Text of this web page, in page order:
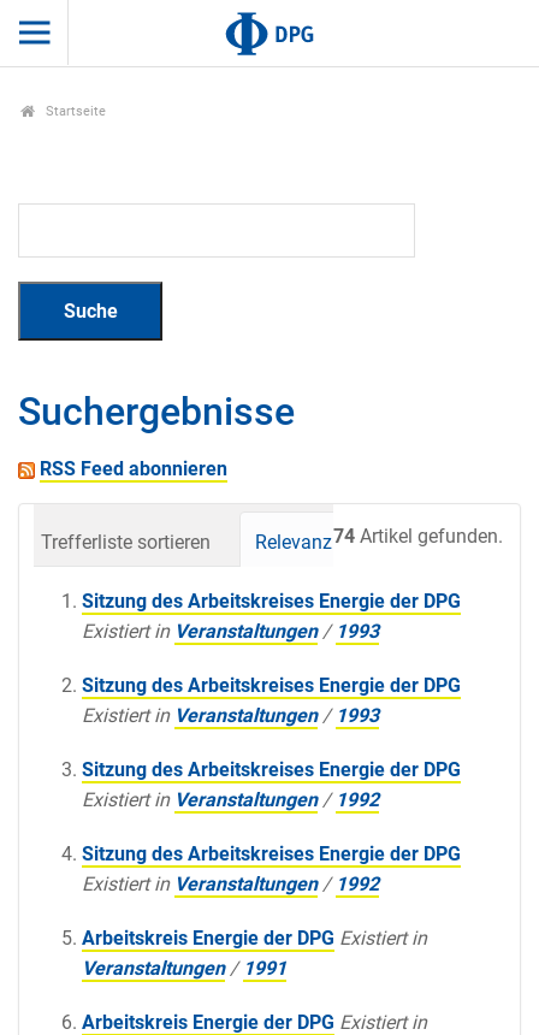
Startseite
Suchergebnisse
RSS Feed abonnieren
74 Artikel gefunden.
Trefferliste sortieren Relevanz Datum
Sitzung des Arbeitskreises Energie der DPG
Existiert in Veranstaltungen / 1993
Sitzung des Arbeitskreises Energie der DPG
Existiert in Veranstaltungen / 1993
Sitzung des Arbeitskreises Energie der DPG
Existiert in Veranstaltungen / 1992
Sitzung des Arbeitskreises Energie der DPG
Existiert in Veranstaltungen / 1992
Arbeitskreis Energie der DPG Existiert in
Veranstaltungen / 1991
Arbeitskreis Energie der DPG Existiert in